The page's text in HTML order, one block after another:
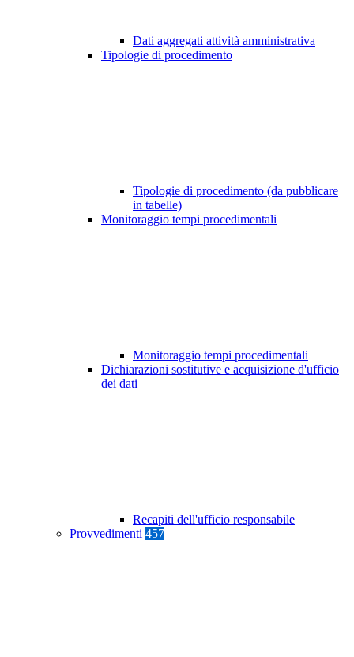
Dati aggregati attività amministrativa
Tipologie di procedimento
Tipologie di procedimento (da pubblicare
in tabelle)
Monitoraggio tempi procedimentali
Monitoraggio tempi procedimentali
Dichiarazioni sostitutive e acquisizione d'ufficio
dei dati
Recapiti dell'ufficio responsabile
Provvedimenti 457